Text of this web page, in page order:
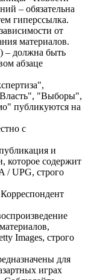
– обязательна
гиперссылка.
от
материалов.
– должна быть
абзаце
"Выборы",
публикуются на
с
и
которое содержит
/ UPG, строго
Images, строго
для
играх